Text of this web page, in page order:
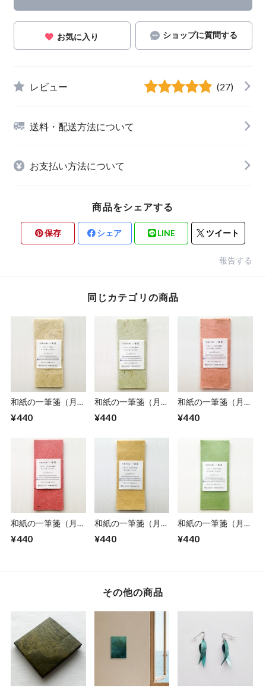
お気に入り ショップに質問する
レビュー (27)
送料・配送方法について
お支払い方法について
商品をシェアする
保存 シェア LINE ツイート
報告する
同じカテゴリの商品
和紙の一筆箋（月山
し＞みざらし
¥440
和紙の一筆箋（月山
緑＞びゃくろく
¥440
和紙の一筆箋（月山
色＞ももいろ
¥440
和紙の一筆箋（月山
瑚色＞さんごいろ
¥440
和紙の一筆箋（月山
色＞たまごいろ
¥440
和紙の一筆箋（月山
色＞うぐいすいろ
¥440
その他の商品